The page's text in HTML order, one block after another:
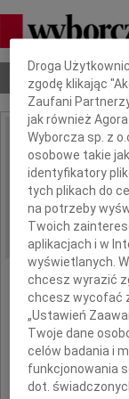
Nekrologi Odeszli
IMIĘ I NAZWISKO:
REGION:
DATA EMISJI:
Dbamy o Twoją
Droga
zgodę klikając
Zaufani
jak również
Wyborcza sp. z
osobowe takie
identyfikatory
tych plikach do
na potrzeby
Twoich
aplikacjach i w
wyświetlanych.
chcesz wyrazić
chcesz wycofać
„Ustawień
Twoje dane
celów badania i
funkcjonowania
dot.